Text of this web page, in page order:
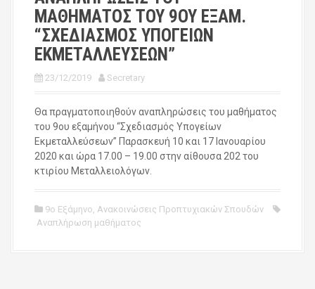
ΜΑΘΗΜΑΤΟΣ ΤΟΥ 9ΟΥ ΕΞΑΜ.
“ΣΧΕΔΙΑΣΜΟΣ ΥΠΟΓΕΙΩΝ
ΕΚΜΕΤΑΛΛΕΥΣΕΩΝ”
23/12/2019 Secretary
Θα πραγματοποιηθούν αναπληρώσεις του μαθήματος
του 9ου εξαμήνου “Σχεδιασμός Υπογείων
Εκμεταλλεύσεων” Παρασκευή 10 και 17 Ιανουαρίου
2020 και ώρα 17.00 – 19.00 στην αίθουσα 202 του
κτιρίου Μεταλλειολόγων.
9ο Εξάμηνο, Ανακοινώσεις Προπτυχιακών Σπουδών
Αναπλήρωση μαθήματος